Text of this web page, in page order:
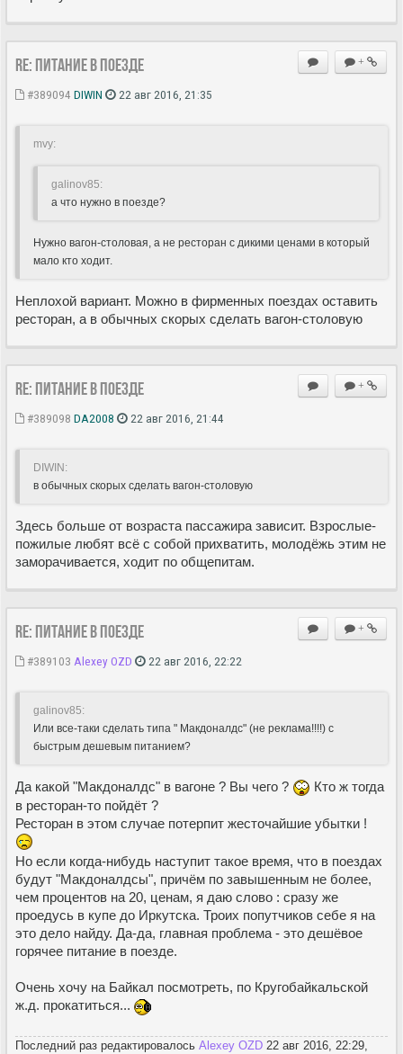
+
Re: Питание в поезде
#389094 DIWIN 22 авг 2016, 21:35
mvy:
galinov85:
а что нужно в поезде?
Нужно вагон-столовая, а не ресторан с дикими ценами в который
мало кто ходит.
Неплохой вариант. Можно в фирменных поездах оставить
ресторан, а в обычных скорых сделать вагон-столовую
+
Re: Питание в поезде
#389098 DA2008 22 авг 2016, 21:44
DIWIN:
в обычных скорых сделать вагон-столовую
Здесь больше от возраста пассажира зависит. Взрослые-
пожилые любят всё с собой прихватить, молодёжь этим не
заморачивается, ходит по общепитам.
+
Re: Питание в поезде
#389103 Alexey OZD 22 авг 2016, 22:22
galinov85:
Или все-таки сделать типа " Макдоналдс" (не реклама!!!!) с
быстрым дешевым питанием?
Да какой "Макдоналдс" в вагоне ? Вы чего ?
Кто ж тогда
в ресторан-то пойдёт ?
Ресторан в этом случае потерпит жесточайшие убытки !
Но если когда-нибудь наступит такое время, что в поездах
будут "Макдоналдсы", причём по завышенным не более,
чем процентов на 20, ценам, я даю слово : сразу же
проедусь в купе до Иркутска. Троих попутчиков себе я на
это дело найду. Да-да, главная проблема - это дешёвое
горячее питание в поезде.
Очень хочу на Байкал посмотреть, по Кругобайкальской
ж.д. прокатиться...
Последний раз редактировалось Alexey OZD 22 авг 2016, 22:29,